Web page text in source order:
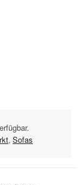
, Sofas